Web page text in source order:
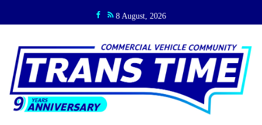
8 August, 2026